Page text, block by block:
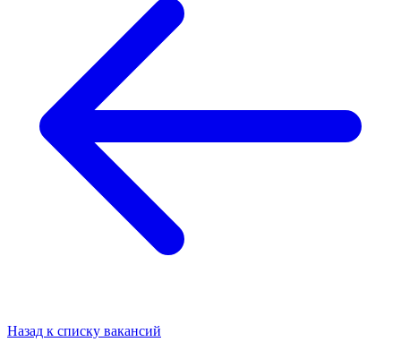
Назад к списку вакансий